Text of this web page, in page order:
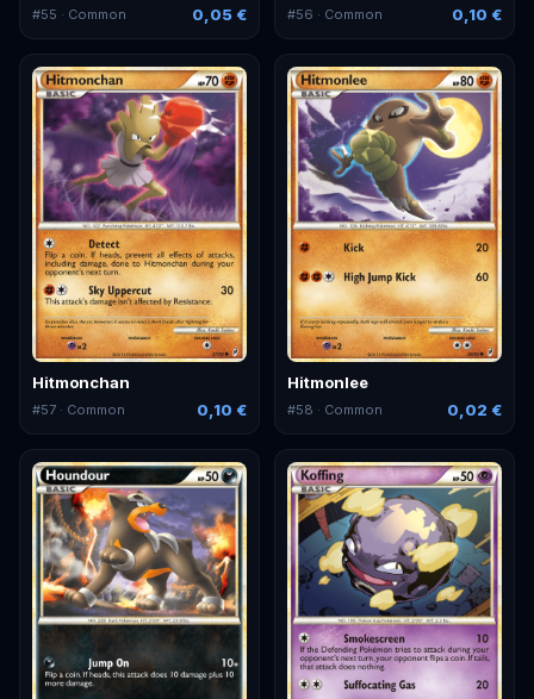
#55 · Common 0,05 € #56 · Common 0,10 €
Hitmonchan
#57 · Common 0,10 €
Hitmonlee
#58 · Common 0,02 €